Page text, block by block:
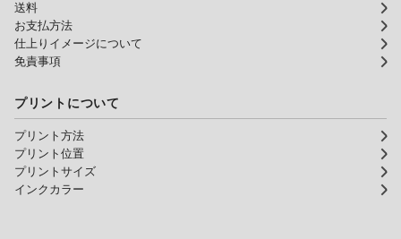
送料
お支払方法
仕上りイメージについて
免責事項
プリントについて
プリント方法
プリント位置
プリントサイズ
インクカラー